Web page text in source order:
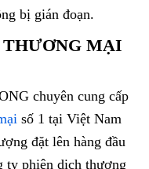
bị gián đoạn.
MẠI
chuyên cung cấp
số 1 tại Việt Nam
đặt lên hàng đầu
ty phiên dịch thương